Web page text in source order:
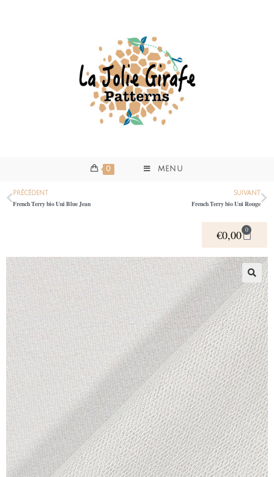
0 MENU
PRÉCÉDENT
French Terry bio Uni Blue Jean
SUIVANT
French Terry bio Uni Rouge
€0,00 0